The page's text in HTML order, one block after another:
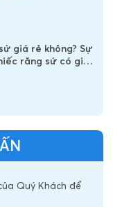
giá rẻ không? Sự
răng sứ có giá
Quý Khách để